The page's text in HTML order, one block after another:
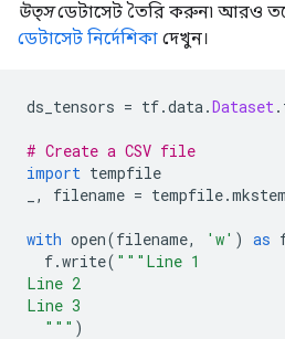
উত্সডেটাসেট তৈরি করুন৷ আরও
ডেটাসেট নির্দেশিকা দেখুন।
ds_tensors = tf.data.Dataset.
# Create a CSV file
import tempfile
, filename = tempfile.
with open(filename, 'w' ) as
f.write( """Line 1
Line 2
Line 3
""" )